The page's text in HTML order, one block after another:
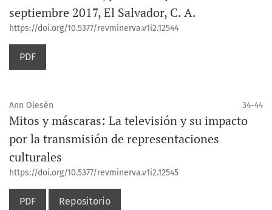
septiembre 2017, El Salvador, C. A.
https://doi.org/10.5377/revminerva.v1i2.12544
PDF
Ann Olesén 34-44
Mitos y máscaras: La televisión y su impacto
por la transmisión de representaciones
culturales
https://doi.org/10.5377/revminerva.v1i2.12545
PDF Repositorio